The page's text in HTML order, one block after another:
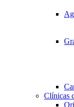
Clínicas